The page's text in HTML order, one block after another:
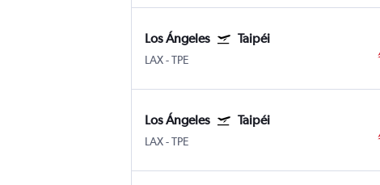
Los Ángeles Taipéi
LAX-TPE
Los Ángeles Taipéi
LAX-TPE